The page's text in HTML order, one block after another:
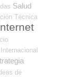
Salud
Técnica
de